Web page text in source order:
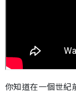
你知道在一個世紀